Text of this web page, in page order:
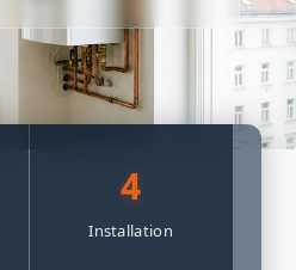
4
Installation